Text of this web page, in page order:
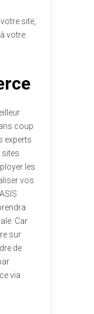
site,
votre
coup
experts
sites
les
vos
Car
sur
de
via